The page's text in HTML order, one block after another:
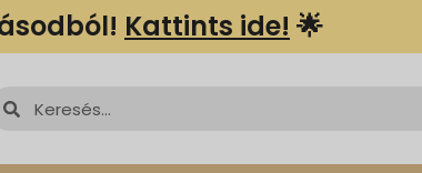
Kattints ide! 🌟